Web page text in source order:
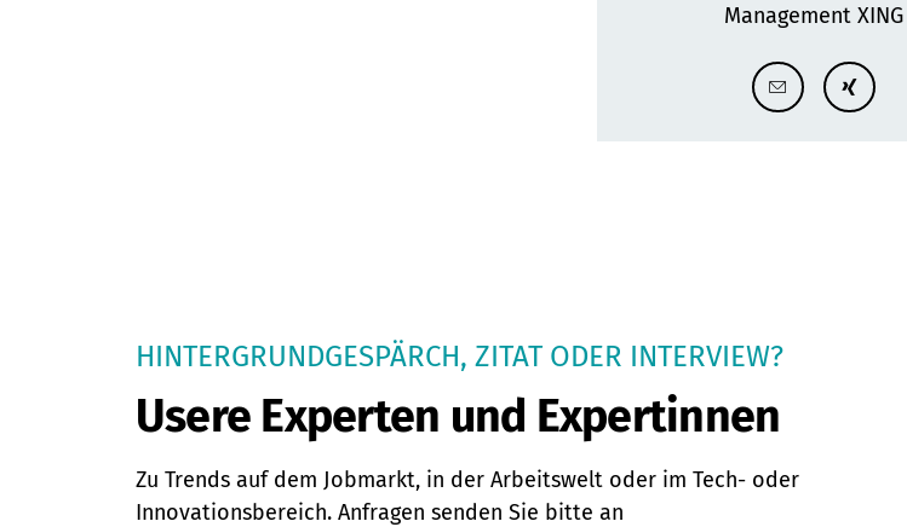
Management XING
HINTERGRUNDGESPÄRCH, ZITAT ODER INTERVIEW?
Usere Experten und Expertinnen
Zu Trends auf dem Jobmarkt, in der Arbeitswelt oder im Tech- oder
Innovationsbereich. Anfragen senden Sie bitte an